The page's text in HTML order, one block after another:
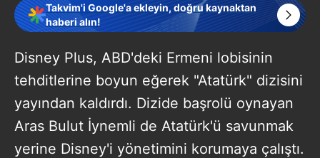
Takvim'i Google'a ekleyin, doğru kaynaktan
haberi alın!
Disney Plus, ABD'deki Ermeni lobisinin
tehditlerine boyun eğerek "Atatürk" dizisini
yayından kaldırdı. Dizide başrolü oynayan
Aras Bulut İynemli de Atatürk'ü savunmak
yerine Disney'i yönetimini korumaya çalıştı.